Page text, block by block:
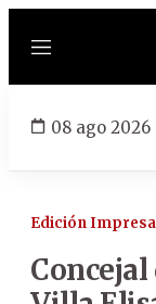
Menú
08 ago 2026
Edición Impresa